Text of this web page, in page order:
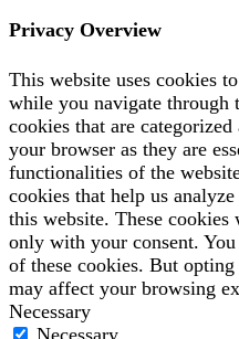
Privacy Overview
This website uses cookies
while you navigate through
cookies that are categorized
your browser as they are
functionalities of the
cookies that help us
this website. These
only with your consent.
of these cookies. But
may affect your browsing
Necessary
Necessary